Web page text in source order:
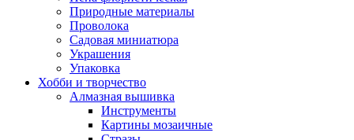
Природные материалы
Проволока
Садовая миниатюра
Украшения
Упаковка
Хобби и творчество
Алмазная вышивка
Инструменты
Картины мозаичные